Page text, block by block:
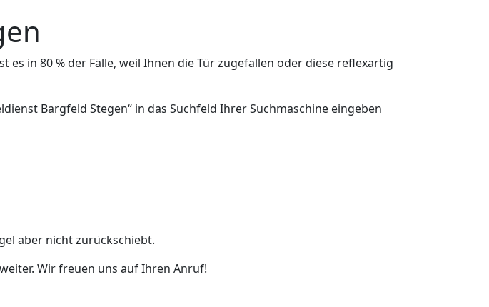
in 80 % der Fälle, weil Ihnen die Tür zugefallen oder diese reflexartig
Bargfeld Stegen“ in das Suchfeld Ihrer Suchmaschine eingeben
aber nicht zurückschiebt.
Wir freuen uns auf Ihren Anruf!